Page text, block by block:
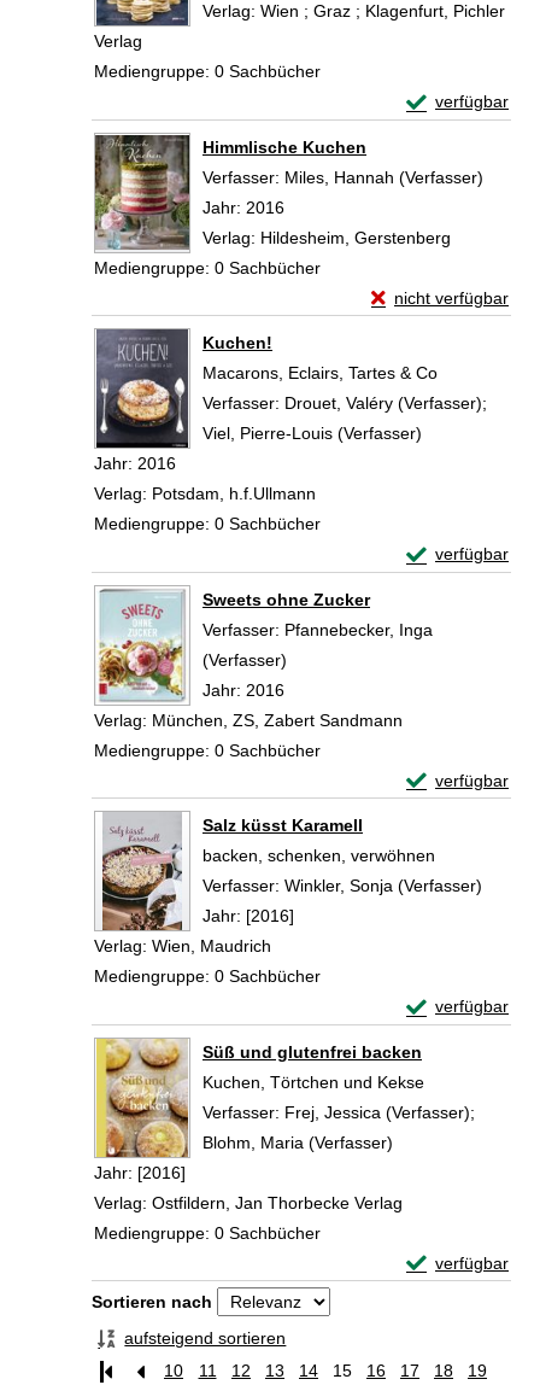
Verlag: Wien ; Graz ; Klagenfurt, Pichler
Verlag
Mediengruppe: 0 Sachbücher
verfügbar
Exemplar-
Himmlische Kuchen
Verfasser: Miles, Hannah (Verfasser)
Jahr: 2016
Verlag: Hildesheim, Gerstenberg
Mediengruppe: 0 Sachbücher
nicht verfügbar
Exemplar-Details
Kuchen!
Macarons, Eclairs, Tartes & Co
Verfasser: Drouet, Valéry (Verfasser);
Viel, Pierre-Louis (Verfasser)
Jahr: 2016
Verlag: Potsdam, h.f.Ullmann
Mediengruppe: 0 Sachbücher
verfügbar
Exemplar-
Sweets ohne Zucker
Verfasser: Pfannebecker, Inga
(Verfasser)
Jahr: 2016
Verlag: München, ZS, Zabert Sandmann
Mediengruppe: 0 Sachbücher
verfügbar
Exemplar-
Salz küsst Karamell
backen, schenken, verwöhnen
Verfasser: Winkler, Sonja (Verfasser)
Jahr: [2016]
Verlag: Wien, Maudrich
Mediengruppe: 0 Sachbücher
verfügbar
Exemplar-
Süß und glutenfrei backen
Kuchen, Törtchen und Kekse
Verfasser: Frej, Jessica (Verfasser);
Blohm, Maria (Verfasser)
Jahr: [2016]
Verlag: Ostfildern, Jan Thorbecke Verlag
Mediengruppe: 0 Sachbücher
verfügbar
Exemplar-
Zu den Suchfiltern springen
Sortieren nach
aufsteigend sortieren
10
11 12 13 14 15 16 17 18 19